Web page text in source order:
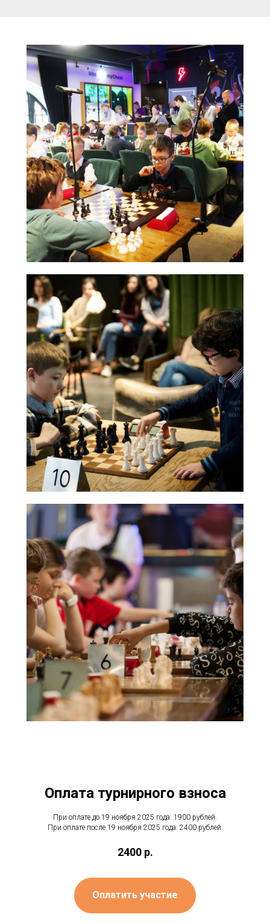
Оплата турнирного взноса
При оплате до 19 ноября 2025 года: 1900 рублей.
При оплате после 19 ноября 2025 года: 2400 рублей.
2400 р.
Оплатить участие